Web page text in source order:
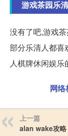
游戏茶园乐
没有了吧,游戏
部分乐清人都喜
人棋牌休闲娱乐
网络
上一篇
alan wake攻略